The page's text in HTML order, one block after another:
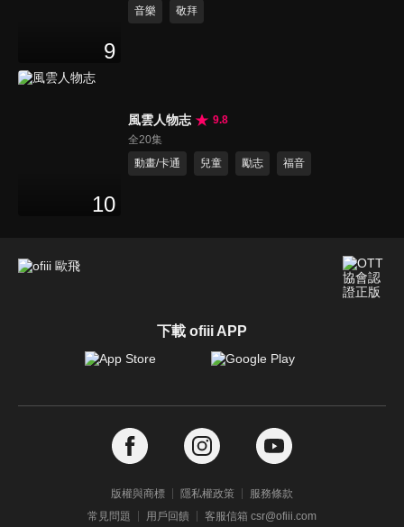
9
音樂
敬拜
10
風雲人物志
9.8
全20集
動畫/卡通
兒童 勵志 福音
下載 ofiii APP
版權與商標 隱私權政策
服務條款
常見問題
用戶回饋 客服信箱 csr@ofiii.com